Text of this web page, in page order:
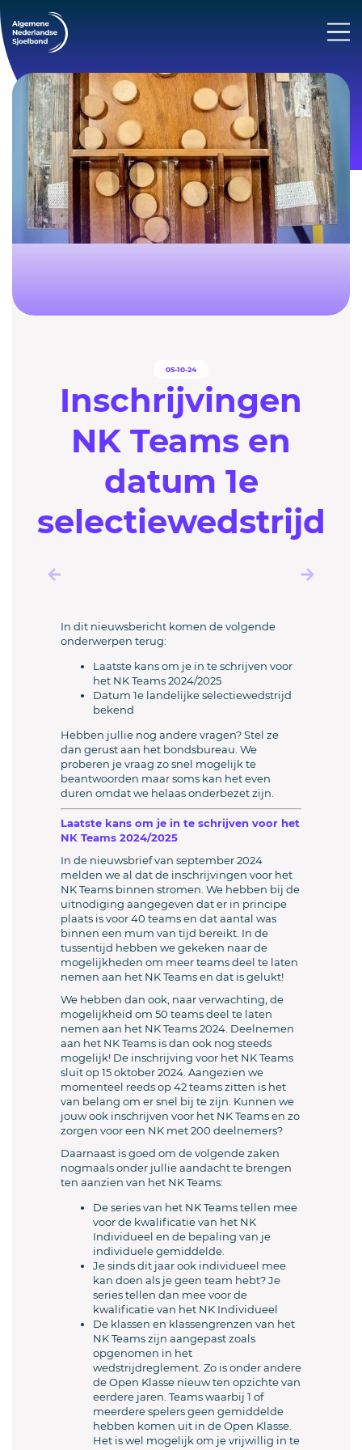
05-10-24
Inschrijvingen
NK Teams en
datum 1e
selectiewedstrijd
In dit nieuwsbericht komen de volgende
onderwerpen terug:
Laatste kans om je in te schrijven voor
het NK Teams 2024/2025
Datum 1e landelijke selectiewedstrijd
bekend
Hebben jullie nog andere vragen? Stel ze
dan gerust aan het bondsbureau. We
proberen je vraag zo snel mogelijk te
beantwoorden maar soms kan het even
duren omdat we helaas onderbezet zijn.
Laatste kans om je in te schrijven voor het
NK Teams 2024/2025
In de nieuwsbrief van september 2024
melden we al dat de inschrijvingen voor het
NK Teams binnen stromen. We hebben bij de
uitnodiging aangegeven dat er in principe
plaats is voor 40 teams en dat aantal was
binnen een mum van tijd bereikt. In de
tussentijd hebben we gekeken naar de
mogelijkheden om meer teams deel te laten
nemen aan het NK Teams en dat is gelukt!
We hebben dan ook, naar verwachting, de
mogelijkheid om 50 teams deel te laten
nemen aan het NK Teams 2024. Deelnemen
aan het NK Teams is dan ook nog steeds
mogelijk! De inschrijving voor het NK Teams
sluit op 15 oktober 2024. Aangezien we
momenteel reeds op 42 teams zitten is het
van belang om er snel bij te zijn. Kunnen we
jouw ook inschrijven voor het NK Teams en zo
zorgen voor een NK met 200 deelnemers?
Daarnaast is goed om de volgende zaken
nogmaals onder jullie aandacht te brengen
ten aanzien van het NK Teams:
De series van het NK Teams tellen mee
voor de kwalificatie van het NK
Individueel en de bepaling van je
individuele gemiddelde.
Je sinds dit jaar ook individueel mee
kan doen als je geen team hebt? Je
series tellen dan mee voor de
kwalificatie van het NK Individueel
De klassen en klassengrenzen van het
NK Teams zijn aangepast zoals
opgenomen in het
wedstrijdreglement. Zo is onder andere
de Open Klasse nieuw ten opzichte van
eerdere jaren. Teams waarbij 1 of
meerdere spelers geen gemiddelde
hebben komen uit in de Open Klasse.
Het is wel mogelijk om je vrijwillig in te